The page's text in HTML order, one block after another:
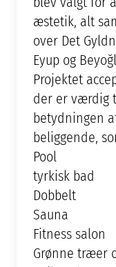
æstetik, alt
over Det
Eyup og
Projektet
der er værdig
betydningen
beliggende,
Pool
tyrkisk bad
Dobbelt
Sauna
Fitness salon
Grønne træer